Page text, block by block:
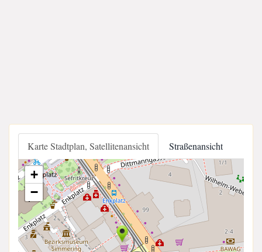
Karte Stadtplan, Satellitenansicht Straßenansicht
+
−